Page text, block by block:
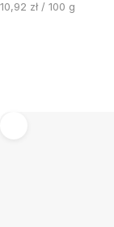
Cena
10,92 zł / 100 g